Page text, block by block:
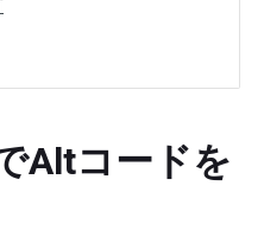
Altコードを